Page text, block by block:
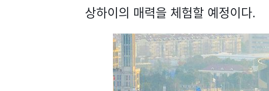
상하이의 매력을 체험할 예정이다.